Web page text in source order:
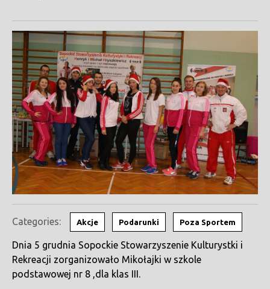
Categories: Akcje Podarunki Poza Sportem
Dnia 5 grudnia Sopockie Stowarzyszenie Kulturystki i
Rekreacji zorganizowało Mikołajki w szkole
podstawowej nr 8 ,dla klas III.